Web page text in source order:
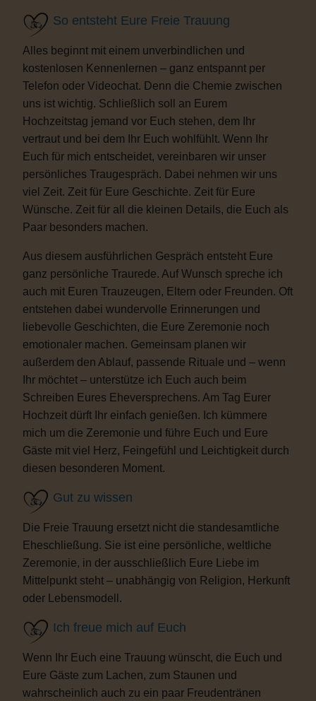
So entsteht Eure Freie Trauung
Alles beginnt mit einem unverbindlichen und
kostenlosen Kennenlernen – ganz entspannt per
Telefon oder Videochat. Denn die Chemie zwischen
uns ist wichtig. Schließlich soll an Eurem
Hochzeitstag jemand vor Euch stehen, dem Ihr
vertraut und bei dem Ihr Euch wohlfühlt. Wenn Ihr
Euch für mich entscheidet, vereinbaren wir unser
persönliches Traugespräch. Dabei nehmen wir uns
viel Zeit. Zeit für Eure Geschichte. Zeit für Eure
Wünsche. Zeit für all die kleinen Details, die Euch als
Paar besonders machen.
Aus diesem ausführlichen Gespräch entsteht Eure
ganz persönliche Traurede. Auf Wunsch spreche ich
auch mit Euren Trauzeugen, Eltern oder Freunden. Oft
entstehen dabei wundervolle Erinnerungen und
liebevolle Geschichten, die Eure Zeremonie noch
emotionaler machen. Gemeinsam planen wir
außerdem den Ablauf, passende Rituale und – wenn
Ihr möchtet – unterstütze ich Euch auch beim
Schreiben Eures Eheversprechens. Am Tag Eurer
Hochzeit dürft Ihr einfach genießen. Ich kümmere
mich um die Zeremonie und führe Euch und Eure
Gäste mit viel Herz, Feingefühl und Leichtigkeit durch
diesen besonderen Moment.
Gut zu wissen
Die Freie Trauung ersetzt nicht die standesamtliche
Eheschließung. Sie ist eine persönliche, weltliche
Zeremonie, in der ausschließlich Eure Liebe im
Mittelpunkt steht – unabhängig von Religion, Herkunft
oder Lebensmodell.
Ich freue mich auf Euch
Wenn Ihr Euch eine Trauung wünscht, die Euch und
Eure Gäste zum Lachen, zum Staunen und
wahrscheinlich auch zu ein paar Freudentränen